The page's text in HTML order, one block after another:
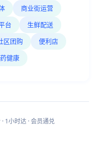
商业街运营
台
生鲜配送
区团购
便利店
健康
1小时达 · 会员通兑